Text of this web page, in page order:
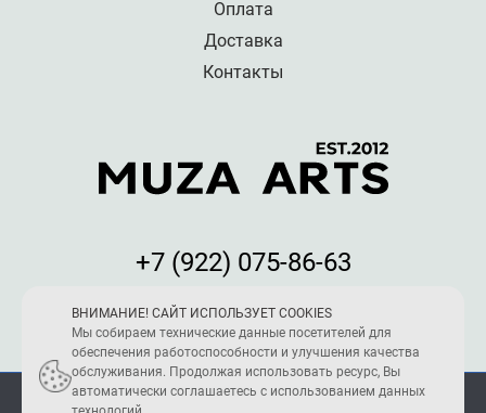
Оплата
Доставка
Контакты
+7 (922) 075-86-63
Мы принимаем к оплате:
ВНИМАНИЕ! САЙТ ИСПОЛЬЗУЕТ COOKIES
Мы собираем технические данные посетителей для
обеспечения работоспособности и улучшения качества
обслуживания. Продолжая использовать ресурс, Вы
автоматически соглашаетесь с использованием данных
ПОЛИТИКА КОНФИДЕНЦИАЛЬНОСТИ